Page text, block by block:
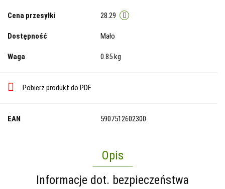
Cena przesyłki 28.29
Dostępność Mało
Waga 0.85 kg
Pobierz produkt do PDF
EAN 5907512602300
Opis
Informacje dot. bezpieczeństwa